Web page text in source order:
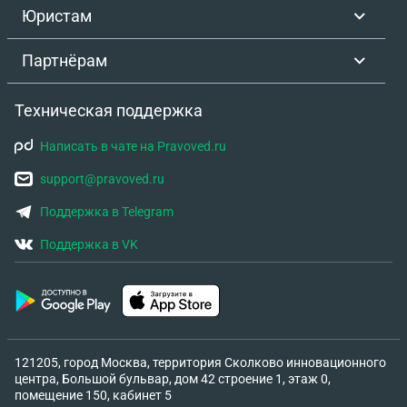
Юристам
Партнёрам
Техническая поддержка
Написать в чате на Pravoved.ru
support@pravoved.ru
Поддержка в Telegram
Поддержка в VK
121205, город Москва, территория Сколково инновационного
центра, Большой бульвар, дом 42 строение 1, этаж 0,
помещение 150, кабинет 5